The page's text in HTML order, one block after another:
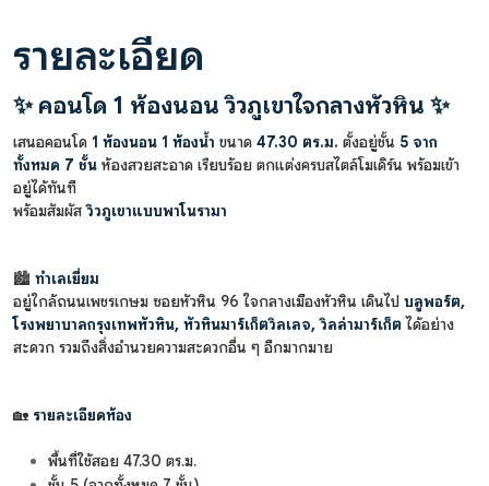
รายละเอียด
✨ คอนโด 1 ห้องนอน วิวภูเขาใจกลางหัวหิน ✨
เสนอคอนโด 1 ห้องนอน 1 ห้องน้ำ ขนาด 47.30 ตร.ม. ตั้งอยู่ชั้น 5 จาก
ทั้งหมด 7 ชั้น ห้องสวยสะอาด เรียบร้อย ตกแต่งครบสไตล์โมเดิร์น พร้อมเข้า
อยู่ได้ทันที
พร้อมสัมผัสวิวภูเขาแบบพาโนรามา
🏙 ทำเลเยี่ยม
อยู่ใกล้ถนนเพชรเกษม ซอยหัวหิน 96 ใจกลางเมืองหัวหิน เดินไป บลูพอร์ต,
โรงพยาบาลกรุงเทพหัวหิน, หัวหินมาร์เก็ตวิลเลจ, วิลล่ามาร์เก็ต ได้อย่าง
สะดวก รวมถึงสิ่งอำนวยความสะดวกอื่น ๆ อีกมากมาย
🏡 รายละเอียดห้อง
พื้นที่ใช้สอย 47.30 ตร.ม.